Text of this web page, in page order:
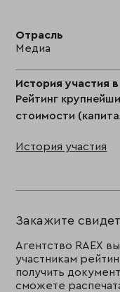
Отрасль
Медиа
История участия
Рейтинг
стоимости
История участия
Закажите
Агентство RAEX
участникам
получить
сможете